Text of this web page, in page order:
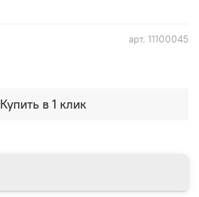
арт. 11100045
Купить в 1 клик